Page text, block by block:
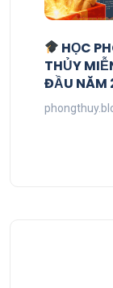
HỌC
THỦY
ĐẦU NĂM